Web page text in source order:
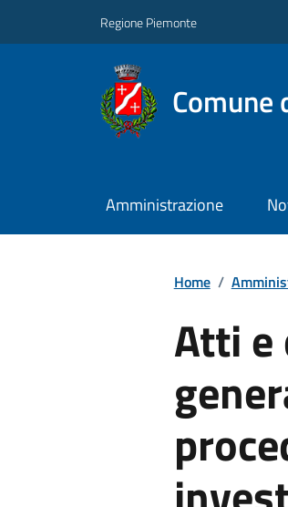
Regione Piemonte
Comune
Amministrazione
Home /
Atti e